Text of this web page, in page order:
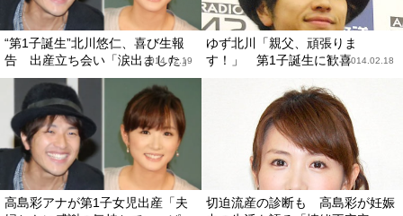
“第1子誕生”北川悠仁、喜び生報
告 出産立ち会い「涙出ました」
2014.02.19
ゆず北川「親父、頑張りま
す！」 第1子誕生に歓喜2014.02.18
高島彩アナが第1子女児出産「夫
切迫流産の診断も 高島彩が妊娠